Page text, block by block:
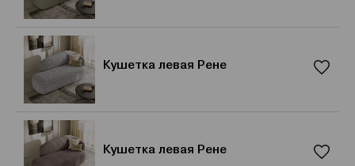
Кушетка левая Рене
Кушетка левая Рене